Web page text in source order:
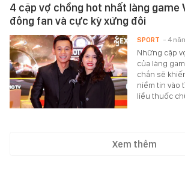
4 cặp vợ chồng hot nhất làng game
đông fan và cực kỳ xứng đôi
Những cặp
của làng
chắn sẽ
niềm tin vào
liều thuốc
SPORT - 4
Xem thêm